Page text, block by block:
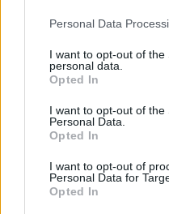
Personal Data
I want to opt-out of the
personal data.
Opted In
I want to opt-out of the
Personal Data.
Opted In
I want to opt-out of
Personal Data for
Opted In
Scarica riepilogo
stagionale